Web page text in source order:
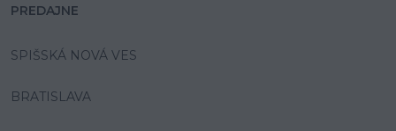
PREDAJNE
SPIŠSKÁ NOVÁ VES
BRATISLAVA